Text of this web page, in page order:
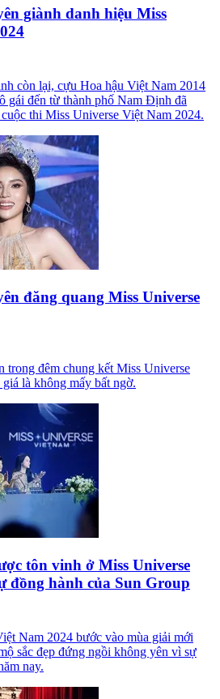
giành danh hiệu Miss
còn lại, cựu Hoa hậu Việt Nam 2014
gái đến từ thành phố Nam Định đã
thi Miss Universe Việt Nam 2024.
đăng quang Miss Universe
trong đêm chung kết Miss Universe
là không mấy bất ngờ.
tôn vinh ở Miss Universe
đồng hành của Sun Group
Nam 2024 bước vào mùa giải mới
sắc đẹp đứng ngồi không yên vì sự
nay.